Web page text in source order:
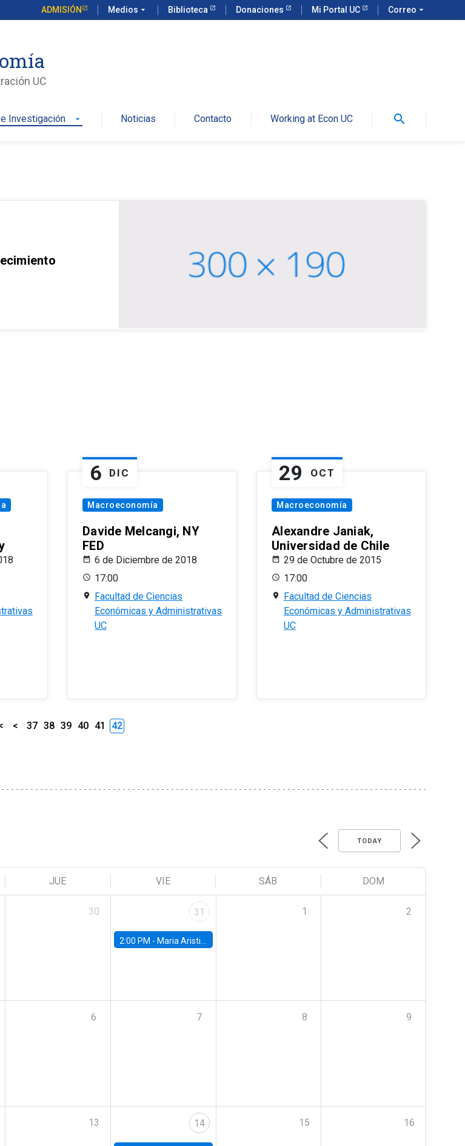
ADMISIÓN Medios arrow_drop_down Biblioteca Donaciones Mi Portal UC Correo arrow_drop_down
UC
Investigación arrow_drop_down Noticias Contacto Working at Econ UC search
6 DIC
Macroeconomía
Davide Melcangi, NY
FED
6 de Diciembre de 2018
17:00
Facultad de Ciencias
Económicas y Administrativas
UC
29 OCT
Macroeconomía
Alexandre Janiak,
Universidad de Chile
29 de Octubre de 2015
17:00
Facultad de Ciencias
Económicas y Administrativas
UC
< 37 38 39 40 41 42
TODAY
JUE VIE SÁB DOM
30 31
2:00 PM - Maria Aristizabal-Ramirez, FED Board
1 2
6 7 8 9
13 14 15 16